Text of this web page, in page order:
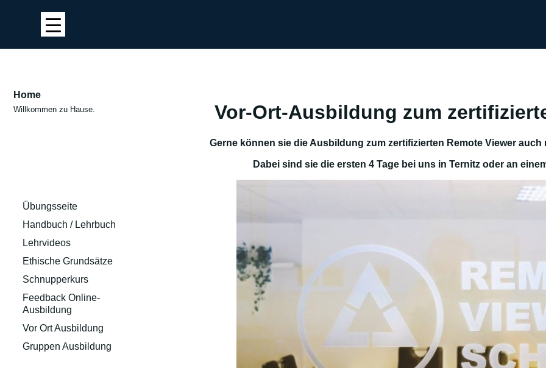
Home
Willkommen zu Hause.
Übungsseite
Handbuch / Lehrbuch
Lehrvideos
Ethische Grundsätze
Schnupperkurs
Feedback Online-
Ausbildung
Vor Ort Ausbildung
Gruppen Ausbildung
Vor-Ort-Ausbildung zum
Gerne können sie die Ausbildung zum zertifizierten Remote Viewer
Dabei sind sie die ersten 4 Tage bei uns in Ternitz oder an